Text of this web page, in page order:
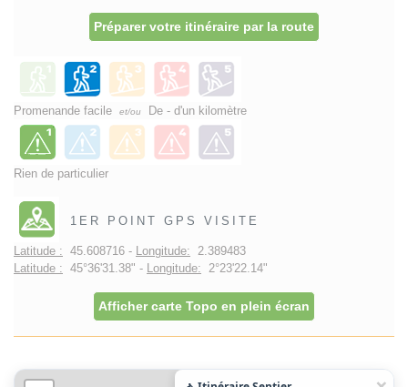
Préparer votre itinéraire par la route
Promenande facile et/ou De - d'un kilomètre
Rien de particulier
1ER POINT GPS VISITE
Latitude : 45.608716 - Longitude: 2.389483
Latitude : 45°36'31.38" - Longitude: 2°23'22.14"
Afficher carte Topo en plein écran